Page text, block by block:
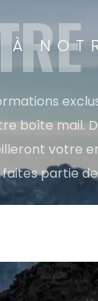
boîte mail.
votre
partie